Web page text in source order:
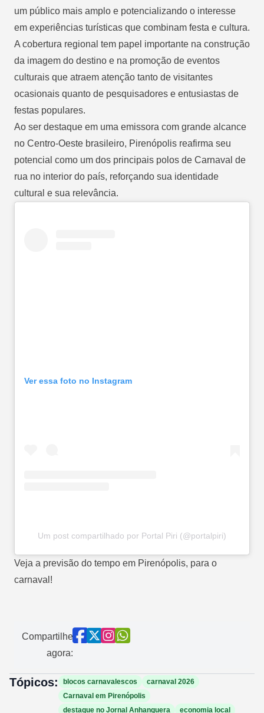
um público mais amplo e potencializando o interesse
em experiências turísticas que combinam festa e cultura.
A cobertura regional tem papel importante na construção
da imagem do destino e na promoção de eventos
culturais que atraem atenção tanto de visitantes
ocasionais quanto de pesquisadores e entusiastas de
festas populares.
Ao ser destaque em uma emissora com grande alcance
no Centro-Oeste brasileiro, Pirenópolis reafirma seu
potencial como um dos principais polos de Carnaval de
rua no interior do país, reforçando sua identidade
cultural e sua relevância.
Ver essa foto no Instagram
Um post compartilhado por Portal Piri (@portalpiri)
Veja a previsão do tempo em Pirenópolis, para o
carnaval!
Compartilhe
agora:
Tópicos: blocos carnavalescos
carnaval 2026
Carnaval em Pirenópolis
destaque no Jornal Anhanguera
economia local